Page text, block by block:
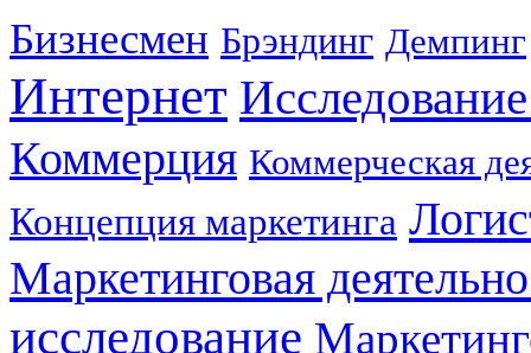
Бизнесмен Брэндинг Демпинг
Интернет
Коммерция Коммерческая
Концепция маркетинга
Маркетинговая
исследование